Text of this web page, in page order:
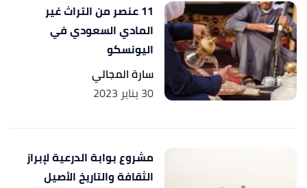
11 عنصر من التراث غير
المادي السعودي في
اليونسكو
سارة المجالي
30 يناير 2023
مشروع بوابة الدرعية لإبراز
الثقافة والتاريخ الأصيل